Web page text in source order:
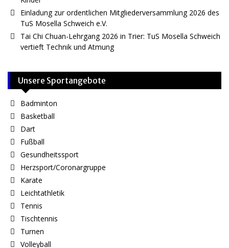
Einladung zur ordentlichen Mitgliederversammlung 2026 des
TuS Mosella Schweich e.V.
Tai Chi Chuan-Lehrgang 2026 in Trier: TuS Mosella Schweich
vertieft Technik und Atmung
Unsere Sportangebote
Badminton
Basketball
Dart
Fußball
Gesundheitssport
Herzsport/Coronargruppe
Karate
Leichtathletik
Tennis
Tischtennis
Turnen
Volleyball